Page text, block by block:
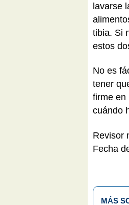
lavarse
tibia. Si
estos
No es
tener
firme en
cuándo
Revisor
Fecha
MÁS